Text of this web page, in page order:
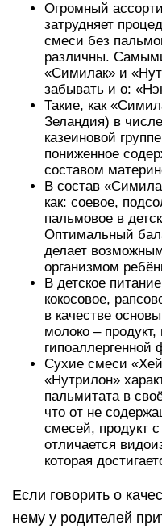
Огромный
затрудняет
смеси без
различны.
«Симилак» и
забывать и о:
Такие, как
Зеландия) в
казеиновой
пониженное
составом
В состав
как: соевое,
пальмовое в
Оптимальный
делает
организмом
В детское
кокосовое,
в качестве
молоко –
гипоаллергенной
Сухие смеси
«Нутрилон»
пальмитата в
что от не
смесей, продукт
отличается
которая
Если говорить о
нему у родителей